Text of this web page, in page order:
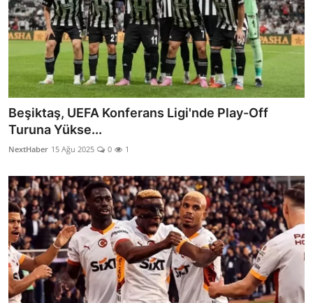
Beşiktaş, UEFA Konferans Ligi'nde Play-Off
Turuna Yükse...
NextHaber 15 Ağu 2025 0 1